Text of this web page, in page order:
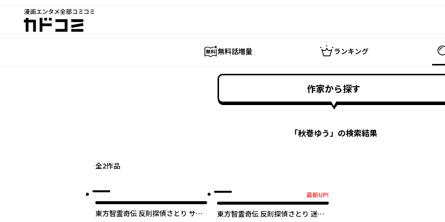
漫画エンタメ全部コミコミ
カドコミ
無料話増量 ランキング
作家から探す
「秋巻ゆう」の検索結果
全2作品
東方智霊奇伝 反則探偵さとり サン
最新UP!
東方智霊奇伝 反則探偵さとり 迷宮